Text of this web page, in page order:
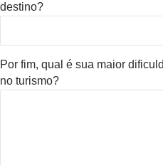
destino?
Por fim, qual é sua maior
no turismo?